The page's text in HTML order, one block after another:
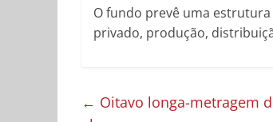
O fundo prevê uma
privado, produção,
← Oitavo longa-metragem